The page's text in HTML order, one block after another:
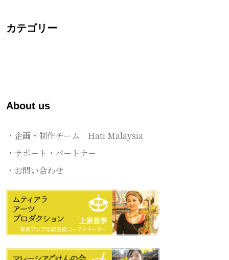
カテゴリー
About us
・企画・制作チーム Hati Malaysia
・サポート・パートナー
・お問い合わせ